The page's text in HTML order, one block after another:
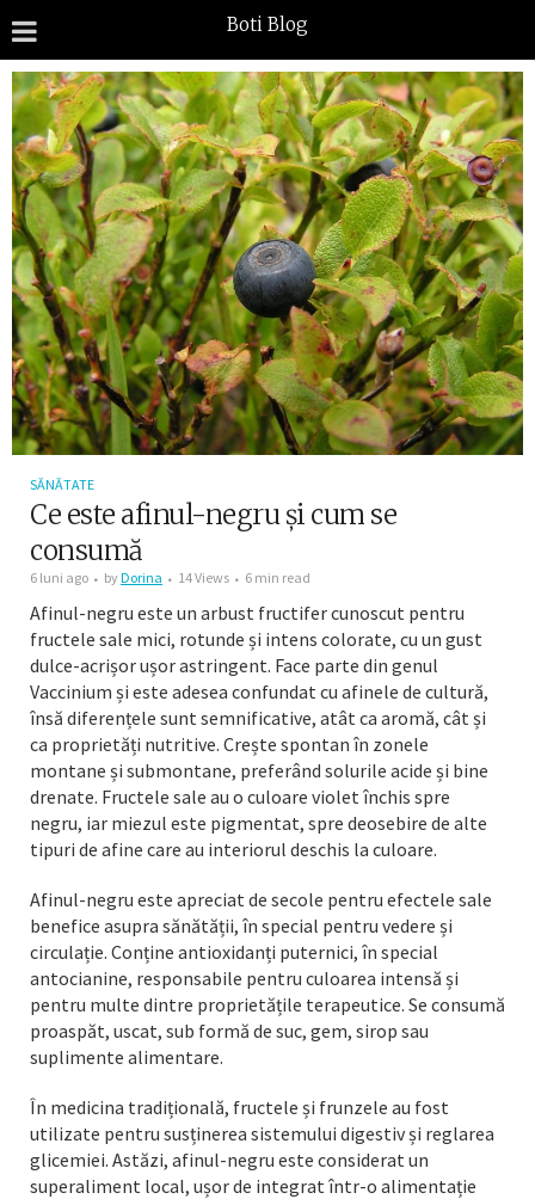
Boti Blog
SĂNĂTATE
Ce este afinul-negru și cum se
consumă
6 luni ago byDorina 14 Views 6 min read
Afinul-negru este un arbust fructifer cunoscut pentru
fructele sale mici, rotunde și intens colorate, cu un gust
dulce-acrișor ușor astringent. Face parte din genul
Vaccinium și este adesea confundat cu afinele de cultură,
însă diferențele sunt semnificative, atât ca aromă, cât și
ca proprietăți nutritive. Crește spontan în zonele
montane și submontane, preferând solurile acide și bine
drenate. Fructele sale au o culoare violet închis spre
negru, iar miezul este pigmentat, spre deosebire de alte
tipuri de afine care au interiorul deschis la culoare.
Afinul-negru este apreciat de secole pentru efectele sale
benefice asupra sănătății, în special pentru vedere și
circulație. Conține antioxidanți puternici, în special
antocianine, responsabile pentru culoarea intensă și
pentru multe dintre proprietățile terapeutice. Se consumă
proaspăt, uscat, sub formă de suc, gem, sirop sau
suplimente alimentare.
În medicina tradițională, fructele și frunzele au fost
utilizate pentru susținerea sistemului digestiv și reglarea
glicemiei. Astăzi, afinul-negru este considerat un
superaliment local, ușor de integrat într-o alimentație